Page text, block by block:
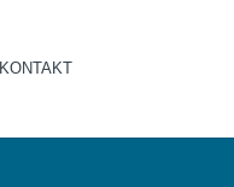
KONTAKT